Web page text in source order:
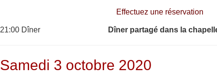
Effectuez une réservation
21:00 Dîner Dîner partagé dans la
Samedi 3 octobre 2020